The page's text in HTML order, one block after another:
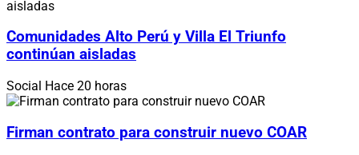
Comunidades Alto Perú y Villa El Triunfo
continúan aisladas
Social Hace 20 horas
Firman contrato para construir nuevo COAR